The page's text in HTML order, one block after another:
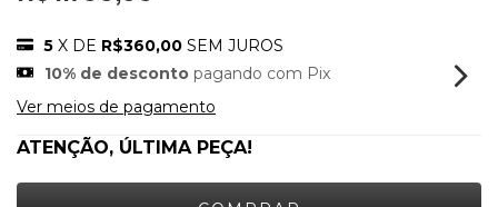
5 X DE R$360,00 SEM JUROS
10% de desconto pagando com Pix
Ver meios de pagamento
ATENÇÃO, ÚLTIMA PEÇA!